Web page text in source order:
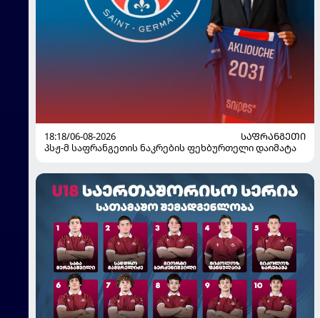
18:18/06-08-2026
ᲡᲐᲤᲠᲐᲜᲒᲔᲗᲘ
პსჟ-მ საფრანგეთის ნაკრების ფეხბურთელი დაიმატა